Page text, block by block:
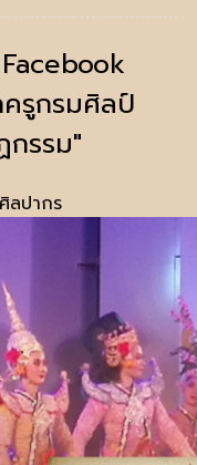
ครูกรมศิลป์
รรม"
ลปากร